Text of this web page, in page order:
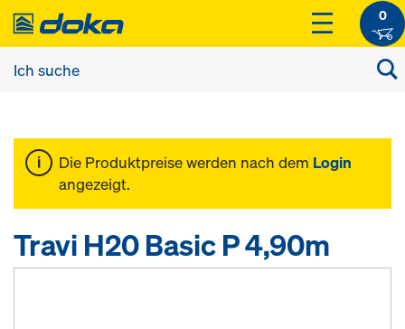
0
Die Produktpreise werden nach dem Login
angezeigt.
Travi H20 Basic P 4,90m